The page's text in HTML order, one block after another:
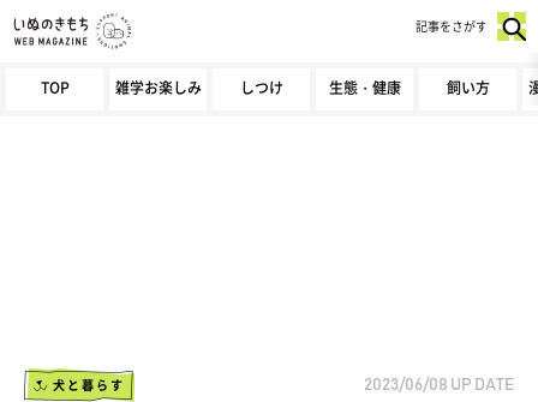
TOP 雑学お楽しみ しつけ 生態・健康 飼い方
記事をさがす
犬と暮らす 2023/06/08 UP DATE